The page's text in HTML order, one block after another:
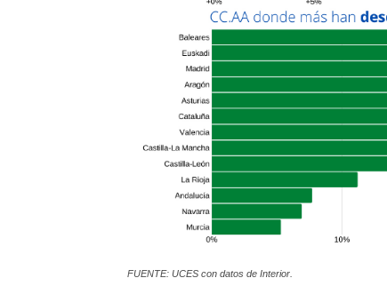
FUENTE: UCES con datos de Interior.